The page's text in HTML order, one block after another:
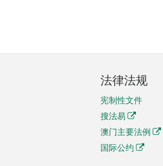
法律法规
宪制性文件
搜法易
澳门主要法例
国际公约